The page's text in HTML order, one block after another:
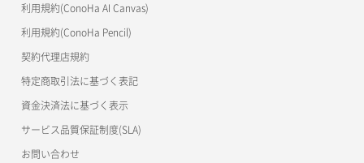
利用規約(ConoHa AI Canvas)
利用規約(ConoHa Pencil)
契約代理店規約
特定商取引法に基づく表記
資金決済法に基づく表示
サービス品質保証制度(SLA)
お問い合わせ